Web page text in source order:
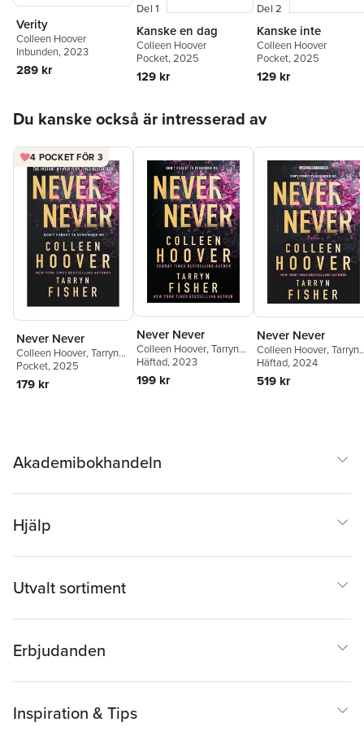
Verity
Colleen Hoover
Inbunden, 2023
289 kr
Del 1
Kanske en dag
Colleen Hoover
Pocket, 2025
129 kr
Del 2
Kanske inte
Colleen Hoover
Pocket, 2025
129 kr
Du kanske också är intresserad av
4 POCKET FÖR 3
Never Never
Colleen Hoover,Tarryn
Fisher
Pocket, 2025
179 kr
Never Never
Colleen Hoover,Tarryn
Fisher
Häftad, 2023
199 kr
Never Never
Colleen Hoover,Tarryn
Fisher
Häftad, 2024
519 kr
Akademibokhandeln
Hjälp
Utvalt sortiment
Erbjudanden
Inspiration & Tips